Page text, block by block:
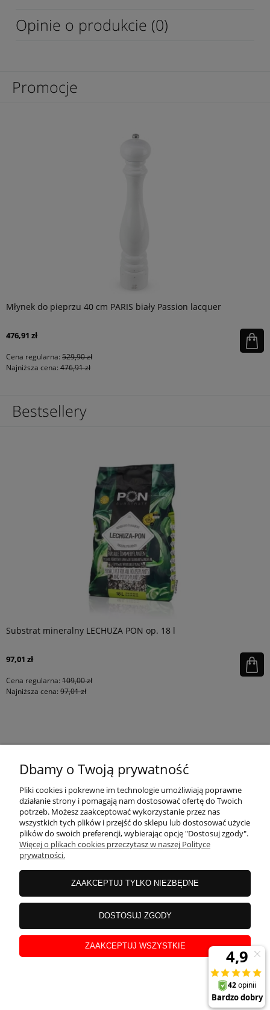
Opinie o produkcie (0)
Promocje
Młynek do pieprzu 40 cm PARIS biały Passion lacquer
476,91 zł
Cena regularna: 529,90 zł
Najniższa cena: 476,91 zł
Bestsellery
Substrat mineralny LECHUZA PON op. 18 l
97,01 zł
Cena regularna: 109,00 zł
Najniższa cena: 97,01 zł
MOJE KONTO
PŁATNOŚCI I DOSTAWA
INFORMACJE
INSTRUKCJE
O NAS
Dbamy o Twoją prywatność
Pliki cookies i pokrewne im technologie umożliwiają poprawne
działanie strony i pomagają nam dostosować ofertę do Twoich
potrzeb. Możesz zaakceptować wykorzystanie przez nas
wszystkich tych plików i przejść do sklepu lub dostosować użycie
plików do swoich preferencji, wybierając opcję "Dostosuj zgody".
Więcej o plikach cookies przeczytasz w naszej Polityce
prywatności.
ZAAKCEPTUJ TYLKO NIEZBĘDNE
DOSTOSUJ ZGODY
ZAAKCEPTUJ WSZYSTKIE